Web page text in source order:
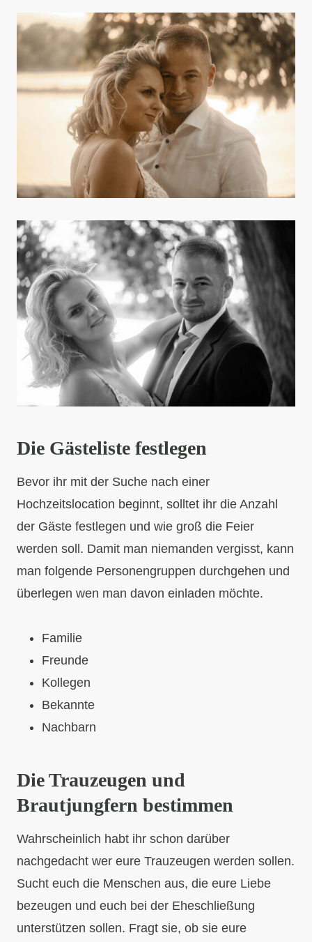
Die Gästeliste festlegen
Bevor ihr mit der Suche nach einer
Hochzeitslocation beginnt, solltet ihr die Anzahl
der Gäste festlegen und wie groß die Feier
werden soll. Damit man niemanden vergisst, kann
man folgende Personengruppen durchgehen und
überlegen wen man davon einladen möchte.
Familie
Freunde
Kollegen
Bekannte
Nachbarn
Die Trauzeugen und
Brautjungfern bestimmen
Wahrscheinlich habt ihr schon darüber
nachgedacht wer eure Trauzeugen werden sollen.
Sucht euch die Menschen aus, die eure Liebe
bezeugen und euch bei der Eheschließung
unterstützen sollen. Fragt sie, ob sie eure